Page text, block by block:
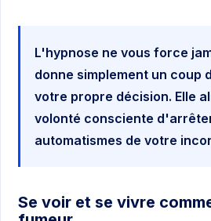
L'hypnose ne vous force
donne simplement un coup
votre propre décision. Elle
volonté consciente
automatismes de votre
Se voir et se vivre